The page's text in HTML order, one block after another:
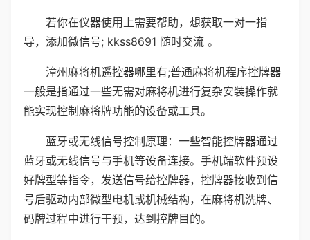
若你在仪器使用上需要帮助，想获取一对一指
导，添加微信号; kkss8691 随时交流 。
漳州麻将机遥控器哪里有;普通麻将机程序控牌器
一般是指通过一些无需对麻将机进行复杂安装操作就
能实现控制麻将牌功能的设备或工具。
蓝牙或无线信号控制原理：一些智能控牌器通过
蓝牙或无线信号与手机等设备连接。手机端软件预设
好牌型等指令，发送信号给控牌器，控牌器接收到信
号后驱动内部微型电机或机械结构，在麻将机洗牌、
码牌过程中进行干预，达到控牌目的。